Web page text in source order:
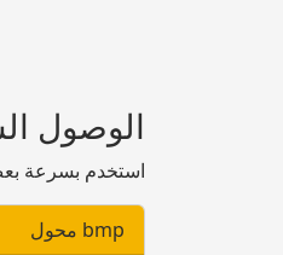
الوصول
استخدم بسرعة
bmp محول